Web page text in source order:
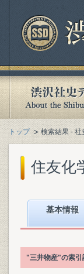
トップ 検索結果 - 社
住友化
基本情報
"三井物産"の索引